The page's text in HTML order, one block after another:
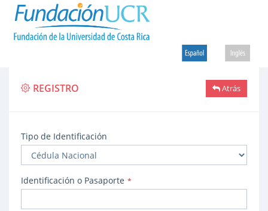
REGISTRO Atrás
Tipo de Identificación
Identificación o Pasaporte *